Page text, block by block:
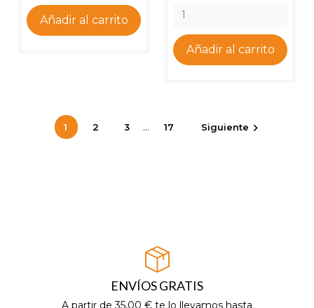
Añadir al carrito
Añadir al carrito
1 2 3 … 17 Siguiente 
ENVÍOS GRATIS
A partir de 35,00 € te lo llevamos hasta